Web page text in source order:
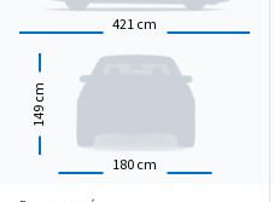
421 cm
180 cm
149
cm